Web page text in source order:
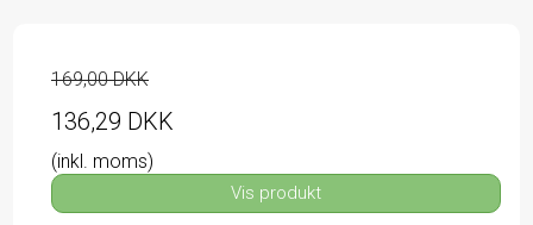
169,00 DKK
136,29 DKK
(inkl. moms)
Vis produkt